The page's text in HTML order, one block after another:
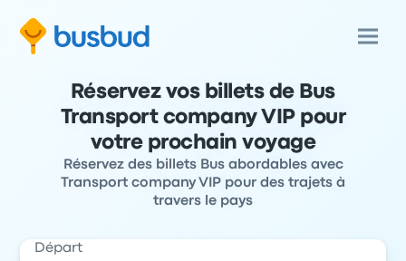
Réservez vos billets de Bus
Transport company VIP pour
votre prochain voyage
Réservez des billets Bus abordables avec
Transport company VIP pour des trajets à
travers le pays
Départ